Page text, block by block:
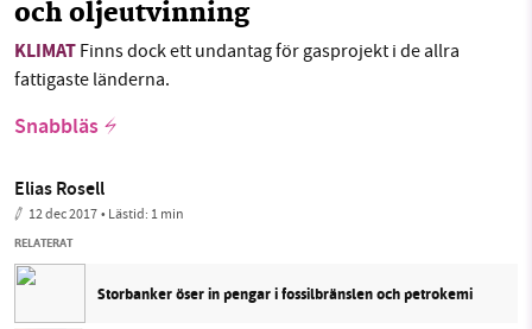
och oljeutvinning
KLIMAT Finns dock ett undantag för gasprojekt i de allra
fattigaste länderna.
Snabbläs
Elias Rosell
12 dec 2017• Lästid: 1 min
RELATERAT
Storbanker öser in pengar i fossilbränslen och petrokemi